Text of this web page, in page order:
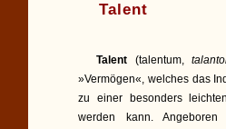
Talent
Talent (talentum,
»Vermögen«, welches das
zu einer besonders
werden kann.